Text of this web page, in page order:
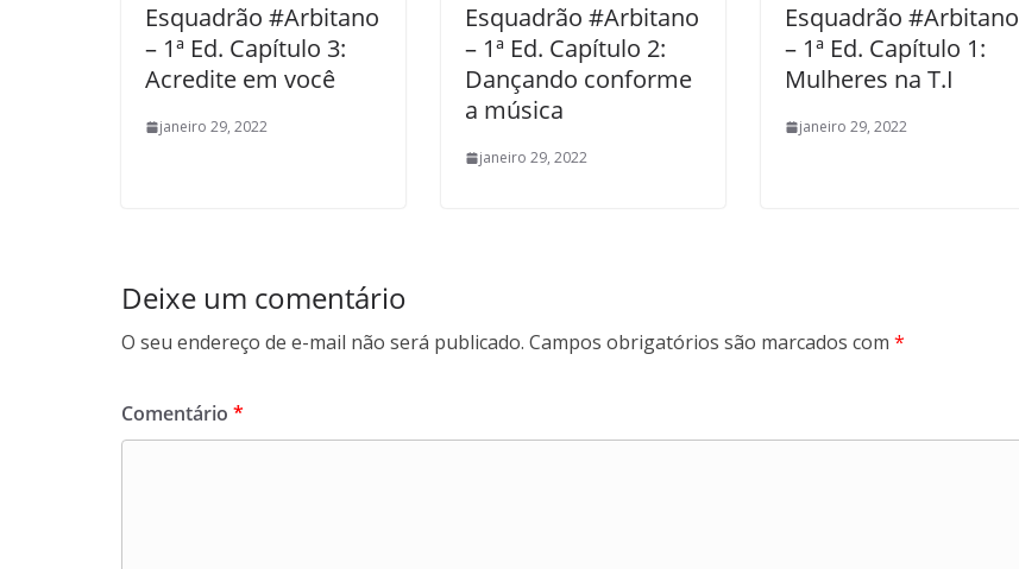
Esquadrão #Arbitano
– 1ª Ed. Capítulo 3:
Acredite em você
janeiro 29, 2022
Esquadrão #Arbitano
– 1ª Ed. Capítulo 2:
Dançando conforme
a música
janeiro 29, 2022
Esquadrão #Arbitano
– 1ª Ed. Capítulo 1:
Mulheres na T.I
janeiro 29, 2022
Deixe um comentário
O seu endereço de e-mail não será publicado. Campos obrigatórios são marcados com *
Comentário *